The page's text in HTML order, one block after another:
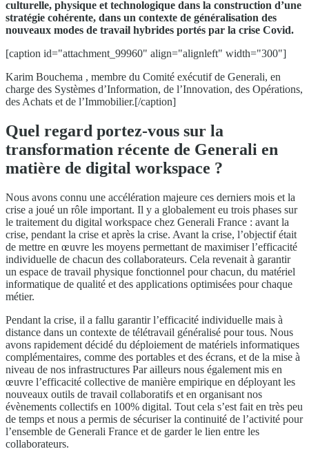
culturelle, physique et technologique dans la construction d’une
stratégie cohérente, dans un contexte de généralisation des
nouveaux modes de travail hybrides portés par la crise Covid.
[caption id="attachment_99960" align="alignleft" width="300"]
Karim Bouchema , membre du Comité exécutif de Generali, en
charge des Systèmes d’Information, de l’Innovation, des Opérations,
des Achats et de l’Immobilier.[/caption]
Quel regard portez-vous sur la
transformation récente de Generali en
matière de digital workspace ?
Nous avons connu une accélération majeure ces derniers mois et la
crise a joué un rôle important. Il y a globalement eu trois phases sur
le traitement du digital workspace chez Generali France : avant la
crise, pendant la crise et après la crise. Avant la crise, l’objectif était
de mettre en œuvre les moyens permettant de maximiser l’efficacité
individuelle de chacun des collaborateurs. Cela revenait à garantir
un espace de travail physique fonctionnel pour chacun, du matériel
informatique de qualité et des applications optimisées pour chaque
métier.
Pendant la crise, il a fallu garantir l’efficacité individuelle mais à
distance dans un contexte de télétravail généralisé pour tous. Nous
avons rapidement décidé du déploiement de matériels informatiques
complémentaires, comme des portables et des écrans, et de la mise à
niveau de nos infrastructures Par ailleurs nous également mis en
œuvre l’efficacité collective de manière empirique en déployant les
nouveaux outils de travail collaboratifs et en organisant nos
évènements collectifs en 100% digital. Tout cela s’est fait en très peu
de temps et nous a permis de sécuriser la continuité de l’activité pour
l’ensemble de Generali France et de garder le lien entre les
collaborateurs.